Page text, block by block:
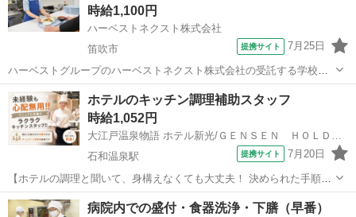
時給1,100円
ハーベストネクスト株式会社
笛吹市
提携サイト 7月25日
ハーベストグループのハーベストネクスト株式会社の受託する学校給
食の配膳・盛り付け・仕込み・洗浄などの調理補助業務をお願いしま
す。 生徒たちに毎回美味しく温かい食事を提供できるよう、工夫を凝
らした業務をお願いします。 子どもた...
山梨 笛吹市
ホテルのキッチン調理補助スタッフ
時給1,052円
大江戸温泉物語 ホテル新光/ＧＥＮＳＥＮ ＨＯＬＤＩＮＧＳ株式会社
石和温泉駅
提携サイト 7月20日
【ホテルの調理と聞いて、身構えなくても大丈夫！ 決められた手順に
沿って進める、覚えやすいキッチンのお仕事です】 ホテルのキッチン
と聞くと、「料理の経験が必要そう」「専門的で難しそう」と思われ
山梨 笛吹市 石和温泉駅 キッチン
病院内での盛付・食器洗浄・下膳（早番）